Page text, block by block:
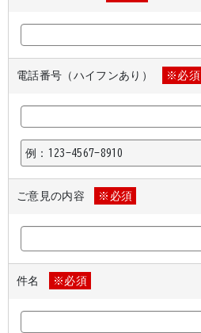
電話番号（ハイフンあり） ※必須
例：123-4567-8910
ご意見の内容 ※必須
件名 ※必須